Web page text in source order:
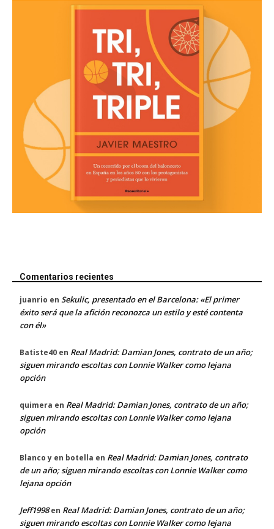
Comentarios recientes
juanrio en Sekulic, presentado en el Barcelona: «El primer
éxito será que la afición reconozca un estilo y esté contenta
con él»
Batiste40 en Real Madrid: Damian Jones, contrato de un año;
siguen mirando escoltas con Lonnie Walker como lejana
opción
quimera en Real Madrid: Damian Jones, contrato de un año;
siguen mirando escoltas con Lonnie Walker como lejana
opción
Blanco y en botella en Real Madrid: Damian Jones, contrato
de un año; siguen mirando escoltas con Lonnie Walker como
lejana opción
Jeff1998en Real Madrid: Damian Jones, contrato de un año;
siguen mirando escoltas con Lonnie Walker como lejana